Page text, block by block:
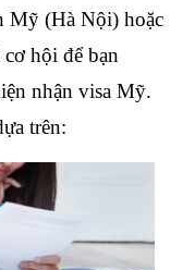
Mỹ (Hà Nội) hoặc
hội để bạn
nhận visa Mỹ.
trên: